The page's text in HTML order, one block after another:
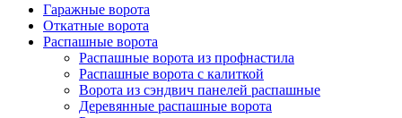
Гаражные ворота
Откатные ворота
Распашные ворота
Распашные ворота из профнастила
Распашные ворота с калиткой
Ворота из сэндвич панелей распашные
Деревянные распашные ворота